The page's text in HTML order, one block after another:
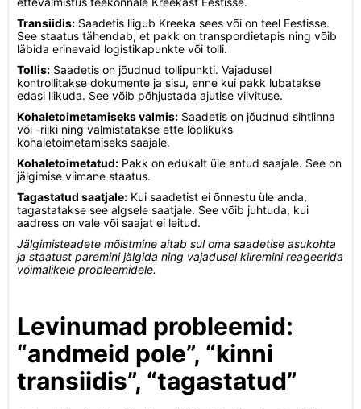
Transiidis: Saadetis liigub Kreeka sees või on teel Eestisse.
See staatus tähendab, et pakk on transpordietapis ning võib
läbida erinevaid logistikapunkte või tolli.
Tollis: Saadetis on jõudnud tollipunkti. Vajadusel
kontrollitakse dokumente ja sisu, enne kui pakk lubatakse
edasi liikuda. See võib põhjustada ajutise viivituse.
Kohaletoimetamiseks valmis: Saadetis on jõudnud sihtlinna
või -riiki ning valmistatakse ette lõplikuks
kohaletoimetamiseks saajale.
Kohaletoimetatud: Pakk on edukalt üle antud saajale. See on
jälgimise viimane staatus.
Tagastatud saatjale: Kui saadetist ei õnnestu üle anda,
tagastatakse see algsele saatjale. See võib juhtuda, kui
aadress on vale või saajat ei leitud.
Jälgimisteadete mõistmine aitab sul oma saadetise asukohta
ja staatust paremini jälgida ning vajadusel kiiremini reageerida
võimalikele probleemidele.
Levinumad probleemid:
“andmeid pole”, “kinni
transiidis”, “tagastatud”